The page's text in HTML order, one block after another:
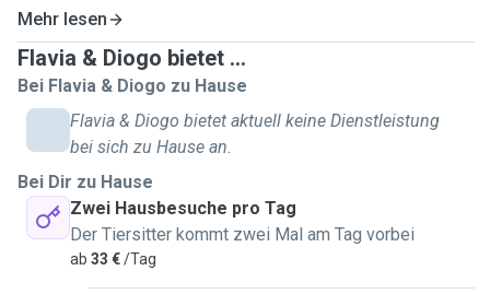
Mehr lesen
Flavia & Diogo bietet ...
Bei Flavia & Diogo zu Hause
Flavia & Diogo bietet aktuell keine Dienstleistung
bei sich zu Hause an.
Bei Dir zu Hause
Zwei Hausbesuche pro Tag
Der Tiersitter kommt zwei Mal am Tag vorbei
ab 33 €/Tag